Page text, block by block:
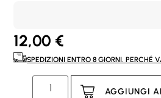
12,00 €
SPEDIZIONI ENTRO 8 GIORNI. PERCHÉ
AGGIUNGI